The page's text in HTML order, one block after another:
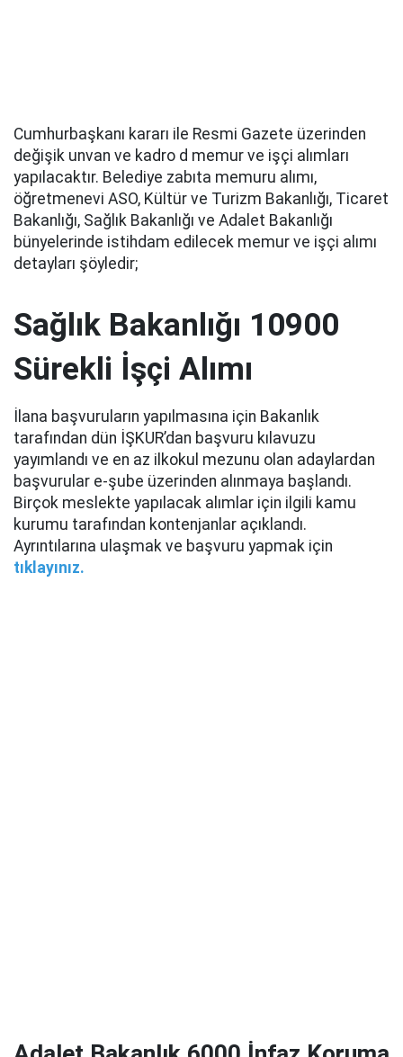
Cumhurbaşkanı kararı ile Resmi Gazete üzerinden
değişik unvan ve kadro d memur ve işçi alımları
yapılacaktır. Belediye zabıta memuru alımı,
öğretmenevi ASO, Kültür ve Turizm Bakanlığı, Ticaret
Bakanlığı, Sağlık Bakanlığı ve Adalet Bakanlığı
bünyelerinde istihdam edilecek memur ve işçi alımı
detayları şöyledir;
Sağlık Bakanlığı 10900
Sürekli İşçi Alımı
İlana başvuruların yapılmasına için Bakanlık
tarafından dün İŞKUR’dan başvuru kılavuzu
yayımlandı ve en az ilkokul mezunu olan adaylardan
başvurular e-şube üzerinden alınmaya başlandı.
Birçok meslekte yapılacak alımlar için ilgili kamu
kurumu tarafından kontenjanlar açıklandı.
Ayrıntılarına ulaşmak ve başvuru yapmak için
tıklayınız.